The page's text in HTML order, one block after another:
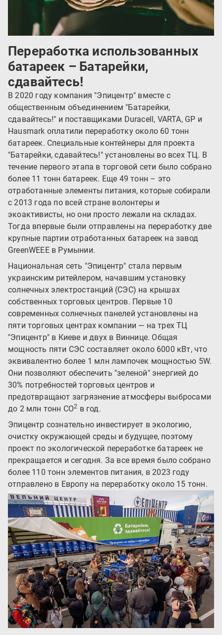
Переработка использованных
батареек – Батарейки,
сдавайтесь!
В 2020 году компания "Эпицентр" вместе с
общественным объединением "Батарейки,
сдавайтесь!" и поставщиками Duracell, VARTA, GP и
Hausmark оплатили переработку около 60 тонн
батареек. Специальные контейнеры для проекта
"Батарейки, сдавайтесь!" установлены во всех ТЦ. В
течение первого этапа в торговой сети было собрано
более 11 тонн батареек. Еще 49 тонн – это
отработанные элементы питания, которые собирали
с 2013 года по всей стране волонтеры и
экоактивисты, но они просто лежали на складах.
Тогда впервые были отправлены на переработку две
крупные партии отработанных батареек на завод
GreenWEEE в Румынии.
Национальная сеть "Эпицентр" стала первым
украинским ритейлером, начавшим установку
солнечных электростанций (СЭС) на крышах
собственных торговых центров. Первые 10
современных солнечных панелей установлены на
пяти торговых центрах компании — на трех ТЦ
"Эпицентр" в Киеве и двух в Виннице. Общая
мощность пяти СЭС составляет около 6000 кВт, что
эквивалентно более 1 млн лампочек мощностью 5W.
Они позволяют обеспечить "зеленой" энергией до
30% потребностей торговых центров и
предотвращают загрязнение атмосферы выбросами
до 2 млн тонн СО2 в год.
Эпицентр сознательно инвестирует в экологию,
очистку окружающей среды и будущее, поэтому
проект по экологической переработке батареек не
прекращается и сегодня. За все время было собрано
более 110 тонн элементов питания, в 2023 году
отправлено в Европу на переработку около 15 тонн.